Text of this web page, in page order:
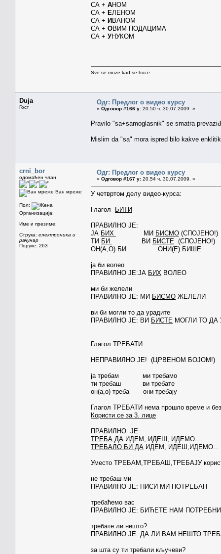
СА + АНОМ
СА + ЕЛЕНОМ
СА + ИВАНОМ
СА + ОВИМ ПОДАЦИМА
СА + УНУКОМ
Sve se moze kad se hoce.
Duja
Гост
Одг: Предлог о видео курсу
« Одговор #166 у: 20.50 ч. 30.07.2009. »
Pravilo "sa+samoglasnik" se smatra
Mislim da "sa" mora ispred bilo kakve
crni_bor
одомаћен члан
Ван мреже
Пол:
Организација:
Име и презиме:
Струка: електроника и
рачунар
Поруке: 263
Одг: Предлог о видео курсу
« Одговор #167 у: 20.54 ч. 30.07.2009. »
У четвртом делу видео-курса:
Глагол БИТИ
ПРАВИЛНО ЈЕ:
ЈА БИХ МИ БИСМО (СПОЈЕНО!)
ТИ БИ ВИ БИСТЕ (СПОЈЕНО!)
ОН(А,О) БИ ОНИ(Е) БИШЕ
ја би волео
ПРАВИЛНО ЈЕ:ЈА БИХ ВОЛЕО
ми би желели
ПРАВИЛНО ЈЕ: МИ БИСМО ЖЕЛЕЛИ
ви би могли то да урадите
ПРАВИЛНО ЈЕ: ВИ БИСТЕ МОГЛИ ТО ДА
Глагол ТРЕБАТИ
НЕПРАВИЛНО ЈЕ! (ЦРВЕНОМ БОЈОМ!)
ја требам ми требамо
ти требаш ви требате
он(а,о) треба они требају
Глагол ТРЕБАТИ нема прошло време и
Користи се за 3. лице
ПРАВИЛНО ЈЕ:
ТРЕБА ДА ИДЕМ, ИДЕШ, ИДЕМО....
ТРЕБАЛО БИ ДА ИДЕМ, ИДЕШ,ИДЕМО...
Уместо ТРЕБАМ,ТРЕБАШ,ТРЕБАЈУ
не требаш ми
ПРАВИЛНО ЈЕ: НИСИ МИ ПОТРЕБАН
требаћемо вас
ПРАВИЛНО ЈЕ: БИЋЕТЕ НАМ ПОТРЕБНИ
требате ли нешто?
ПРАВИЛНО ЈЕ: ДА ЛИ ВАМ НЕШТО
за шта су ти требали кључеви?